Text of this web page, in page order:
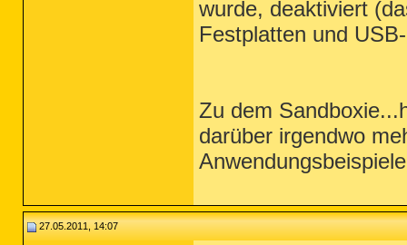
wurde, deaktiviert
Festplatten und
Zu dem
darüber irgendwo
27.05.2011, 14:07